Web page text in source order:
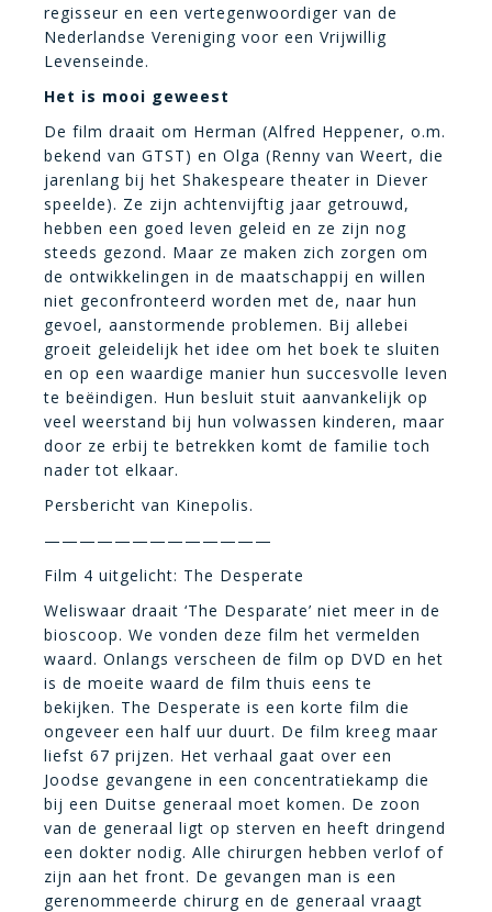
regisseur en een vertegenwoordiger van de
Nederlandse Vereniging voor een Vrijwillig
Levenseinde.
Het is mooi geweest
De film draait om Herman (Alfred Heppener, o.m.
bekend van GTST) en Olga (Renny van Weert, die
jarenlang bij het Shakespeare theater in Diever
speelde). Ze zijn achtenvijftig jaar getrouwd,
hebben een goed leven geleid en ze zijn nog
steeds gezond. Maar ze maken zich zorgen om
de ontwikkelingen in de maatschappij en willen
niet geconfronteerd worden met de, naar hun
gevoel, aanstormende problemen. Bij allebei
groeit geleidelijk het idee om het boek te sluiten
en op een waardige manier hun succesvolle leven
te beëindigen. Hun besluit stuit aanvankelijk op
veel weerstand bij hun volwassen kinderen, maar
door ze erbij te betrekken komt de familie toch
nader tot elkaar.
Persbericht van Kinepolis.
—————————————
Film 4 uitgelicht: The Desperate
Weliswaar draait ‘The Desparate’ niet meer in de
bioscoop. We vonden deze film het vermelden
waard. Onlangs verscheen de film op DVD en het
is de moeite waard de film thuis eens te
bekijken. The Desperate is een korte film die
ongeveer een half uur duurt. De film kreeg maar
liefst 67 prijzen. Het verhaal gaat over een
Joodse gevangene in een concentratiekamp die
bij een Duitse generaal moet komen. De zoon
van de generaal ligt op sterven en heeft dringend
een dokter nodig. Alle chirurgen hebben verlof of
zijn aan het front. De gevangen man is een
gerenommeerde chirurg en de generaal vraagt